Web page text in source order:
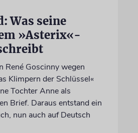
Was seine
»Asterix«-
René Goscinny wegen
Klimpern der Schlüssel«
Tochter Anne als
Brief. Daraus entstand ein
nun auch auf Deutsch